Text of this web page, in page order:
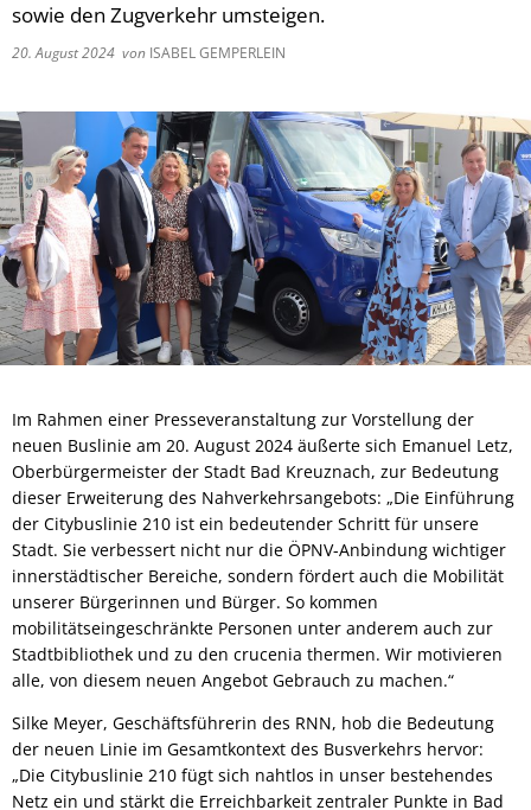
sowie den Zugverkehr umsteigen.
20. August 2024 von ISABEL GEMPERLEIN
Im Rahmen einer Presseveranstaltung zur Vorstellung der
neuen Buslinie am 20. August 2024 äußerte sich Emanuel Letz,
Oberbürgermeister der Stadt Bad Kreuznach, zur Bedeutung
dieser Erweiterung des Nahverkehrsangebots: „Die Einführung
der Citybuslinie 210 ist ein bedeutender Schritt für unsere
Stadt. Sie verbessert nicht nur die ÖPNV-Anbindung wichtiger
innerstädtischer Bereiche, sondern fördert auch die Mobilität
unserer Bürgerinnen und Bürger. So kommen
mobilitätseingeschränkte Personen unter anderem auch zur
Stadtbibliothek und zu den crucenia thermen. Wir motivieren
alle, von diesem neuen Angebot Gebrauch zu machen.“
Silke Meyer, Geschäftsführerin des RNN, hob die Bedeutung
der neuen Linie im Gesamtkontext des Busverkehrs hervor:
„Die Citybuslinie 210 fügt sich nahtlos in unser bestehendes
Netz ein und stärkt die Erreichbarkeit zentraler Punkte in Bad